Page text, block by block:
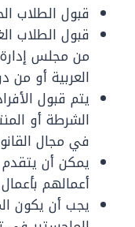
قبول الطلاب
قبول الطلاب
من مجلس
العربية أو
يتم قبول
الشرطة أو
في مجال
يمكن أن
أعمالهم
يجب أن يكون